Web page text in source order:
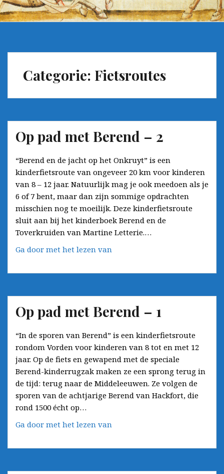
Categorie: Fietsroutes
Op pad met Berend – 2
“Berend en de jacht op het Onkruyt” is een
kinderfietsroute van ongeveer 20 km voor kinderen
van 8 – 12 jaar. Natuurlijk mag je ook meedoen als je
6 of 7 bent, maar dan zijn sommige opdrachten
misschien nog te moeilijk. Deze kinderfietsroute
sluit aan bij het kinderboek Berend en de
Toverkruiden van Martine Letterie.…
Ga door met het lezen van
met
–
2
Op pad met Berend – 1
“In de sporen van Berend” is een kinderfietsroute
rondom Vorden voor kinderen van 8 tot en met 12
jaar. Op de fiets en gewapend met de speciale
Berend-kinderrugzak maken ze een sprong terug in
de tijd: terug naar de Middeleeuwen. Ze volgen de
sporen van de achtjarige Berend van Hackfort, die
rond 1500 écht op…
Ga door met het lezen van
met
–